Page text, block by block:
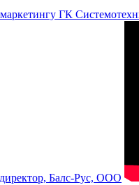
ГК
Балс-Рус, ООО